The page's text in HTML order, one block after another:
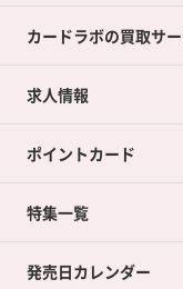
カードラボの買取サ
カードラボの買取サー
店舗買取について
ネット買取について
買取承諾書について
求人情報
ポイントカード
ポイントカードTOP
ポイント交換景品
特集一覧
発売日カレンダー